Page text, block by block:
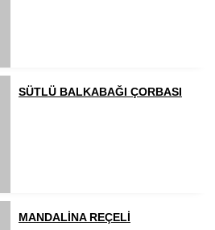
SÜTLÜ BALKABAĞI ÇORBASI
MANDALİNA REÇELİ